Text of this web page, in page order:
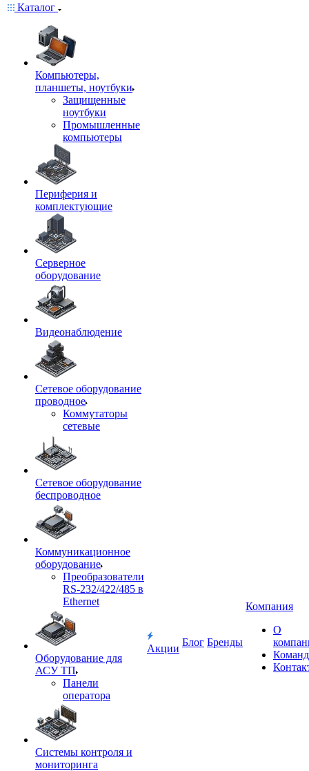
Каталог
Компьютеры,
планшеты, ноутбуки
Защищенные
ноутбуки
Промышленные
компьютеры
Периферия и
комплектующие
Серверное
оборудование
Видеонаблюдение
Сетевое оборудование
проводное
Коммутаторы
сетевые
Сетевое оборудование
беспроводное
Коммуникационное
оборудование
Преобразователи
RS-232/422/485 в
Ethernet
Оборудование для
АСУ ТП
Панели
оператора
Системы контроля и
мониторинга
Акции
Блог Бренды
Компания
О